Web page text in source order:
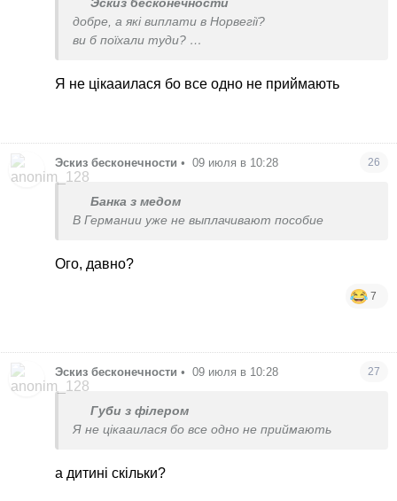
Эскиз бесконечности
добре, а які виплати в Норвегії?
ви б поїхали туди?
Я не цікааилася бо все одно не приймають
Эскиз бесконечности • 09 июля в 10:28 26
Банка з медом
В Германии уже не выплачивают пособие
Ого, давно?
7
Эскиз бесконечности • 09 июля в 10:28 27
Губи з філером
Я не цікааилася бо все одно не приймають
а дитині скільки?